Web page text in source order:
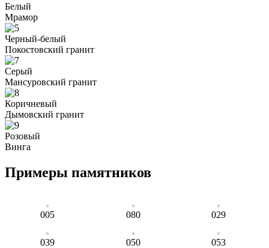
Белый
Мрамор
Черный-белый
Покостовский гранит
Серый
Мансуровский гранит
Коричневый
Дымовский гранит
Розовый
Винга
Примеры памятников
005 080 029
039 050 053